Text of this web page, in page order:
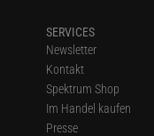
SERVICES
Newsletter
Kontakt
Spektrum Shop
Im Handel kaufen
Presse